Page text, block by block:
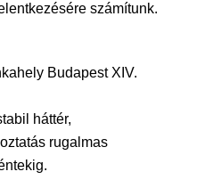
számítunk.
Budapest XIV.
háttér,
rugalmas